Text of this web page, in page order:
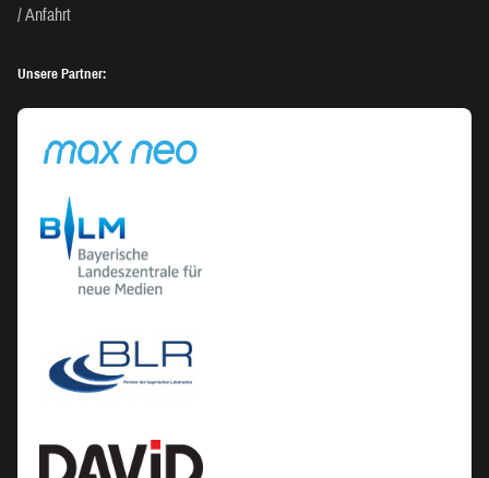
Anfahrt
Unsere Partner: